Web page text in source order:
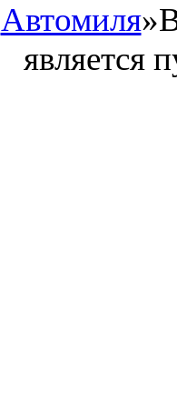
Автомиля»
является